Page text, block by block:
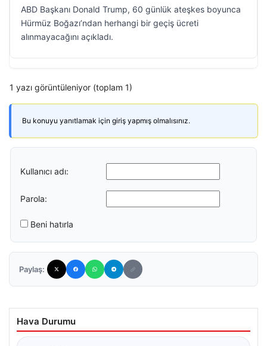
ABD Başkanı Donald Trump, 60 günlük ateşkes boyunca
Hürmüz Boğazı’ndan herhangi bir geçiş ücreti
alınmayacağını açıkladı.
1 yazı görüntüleniyor (toplam 1)
Bu konuyu yanıtlamak için giriş yapmış olmalısınız.
Kullanıcı adı:
Parola:
Beni hatırla
Paylaş:
Hava Durumu